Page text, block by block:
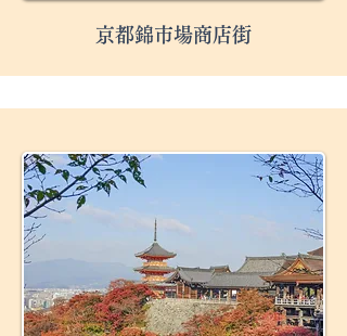
京都錦市場商店街